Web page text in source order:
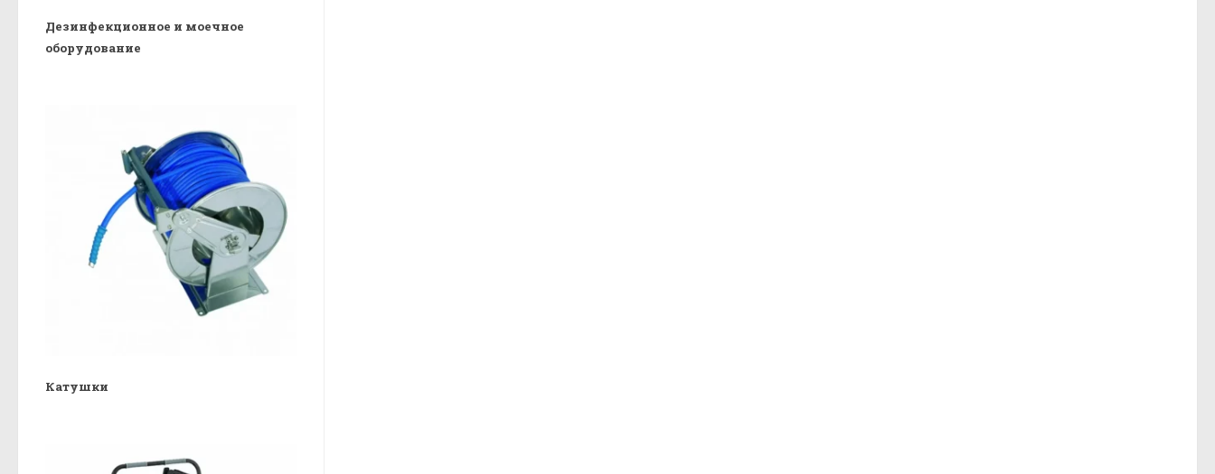
Дезинфекционное и моечное
оборудование
Катушки